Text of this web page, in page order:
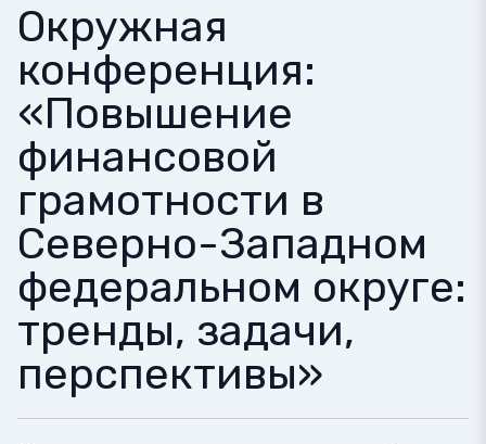
Окружная
конференция:
«Повышение
финансовой
грамотности в
Северно-Западном
федеральном округе:
тренды, задачи,
перспективы»